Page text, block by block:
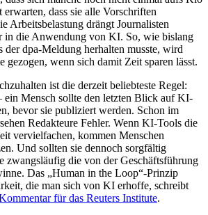
dass sie alle Vorschriften
Arbeitsbelastung drängt Journalisten
in die Anwendung von KI. So, wie bislang
der dpa-Meldung herhalten musste, wird
wenn sich damit Zeit sparen lässt.
ist die derzeit beliebteste Regel:
ein Mensch sollte den letzten Blick auf KI-
bevor sie publiziert werden. Schon im
Redakteure Fehler. Wenn KI-Tools die
vervielfachen, kommen Menschen
Und sollten sie dennoch sorgfältig
zwangsläufig die von der Geschäftsführung
Das „Human in the Loop“-Prinzip
die man sich von KI erhoffe, schreibt
für das Reuters Institute.